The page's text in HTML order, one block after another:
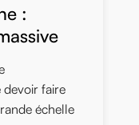
:
devoir faire
échelle